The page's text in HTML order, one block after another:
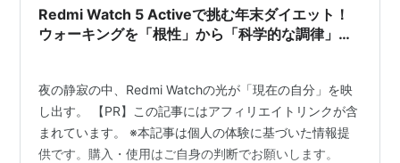
自分が資産運用偏差値が低いなあ、としか思えん。無理
せず、出来る…
Redmi Watch 5 Activeで挑む年末ダイエット！
ウォーキングを「根性」から「科学的な調律」に
夜の静寂の中、Redmi Watchの光が「現在の自分」を映
し出す。 【PR】この記事にはアフィリエイトリンクが含
まれています。 ※本記事は個人の体験に基づいた情報提
供です。購入・使用はご自身の判断でお願いします。